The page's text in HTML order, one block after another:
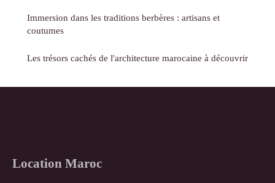
Immersion dans les traditions berbères : artisans et
coutumes
Les trésors cachés de l'architecture marocaine à découvrir
Location Maroc